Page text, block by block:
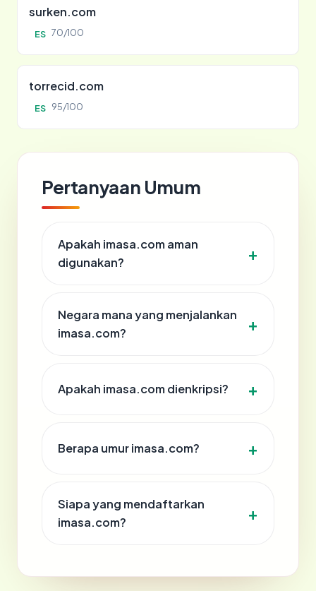
surken.com
ES 70/100
torrecid.com
ES 95/100
Pertanyaan Umum
Apakah imasa.com aman
digunakan?
Negara mana yang menjalankan
imasa.com?
Apakah imasa.com dienkripsi?
Berapa umur imasa.com?
Siapa yang mendaftarkan
imasa.com?